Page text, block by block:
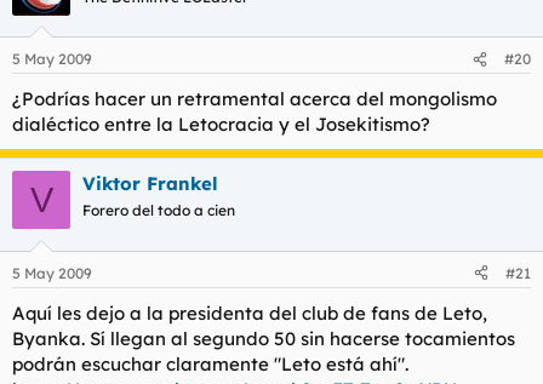
5 May 2009 #20
¿Podrías hacer un retramental acerca del mongolismo
dialéctico entre la Letocracia y el Josekitismo?
V Viktor Frankel
Forero del todo a cien
5 May 2009 #21
Aquí les dejo a la presidenta del club de fans de Leto,
Byanka. Sí llegan al segundo 50 sin hacerse tocamientos
podrán escuchar claramente "Leto está ahí".